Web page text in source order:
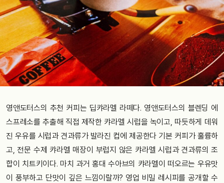
영앤도터스의 추천 커피는 딥캬라멜 라떼다. 영앤도터스의 블렌딩 에
스프레소를 추출해 직접 제작한 캬라멜 시럽을 녹이고, 따듯하게 데워
진 우유를 시럽과 견과류가 발라진 컵에 제공한다 기본 커피가 훌륭하
고, 전문 수제 캬라멜 매장이 부럽지 않은 캬라멜 시럽과 견과류의 조
합이 치트키이다. 마치 과거 홍대 수아브의 캬라멜이 떠오르는 우유맛
이 풍부하고 단맛이 깊은 느낌이랄까? 영업 비밀 레시피를 공개할 수